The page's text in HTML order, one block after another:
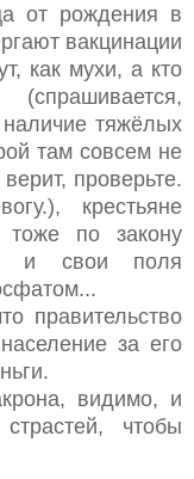
от рождения в
вакцинации
как мухи, а кто
тяжёлых
там совсем не
проверьте.
крестьяне
по закону
и свои поля
правительство
за его
видимо, и
чтобы